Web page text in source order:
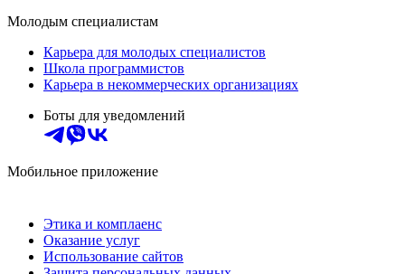
Молодым специалистам
Карьера для молодых специалистов
Школа программистов
Карьера в некоммерческих организациях
Боты для уведомлений
Мобильное приложение
Этика и комплаенс
Оказание услуг
Использование сайтов